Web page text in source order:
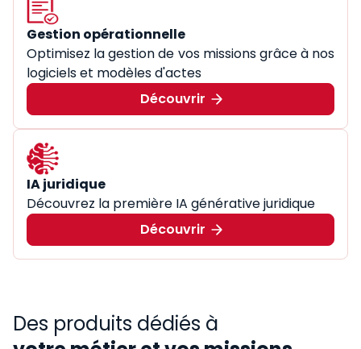
Gestion opérationnelle
Optimisez la gestion de vos missions grâce à nos
logiciels et modèles d'actes
Découvrir
IA juridique
Découvrez la première IA générative juridique
Découvrir
Des produits dédiés à